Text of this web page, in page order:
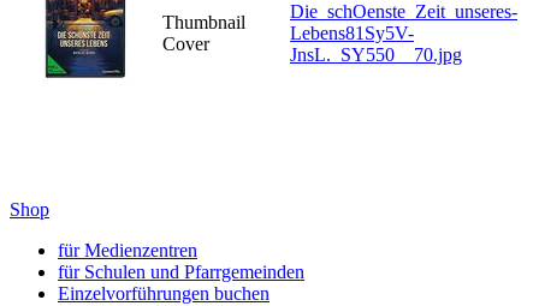
Thumbnail
Cover
Die_schOenste_Zeit_unseres-
Lebens81Sy5V-
JnsL._SY550__70.jpg
Shop
für Medienzentren
für Schulen und Pfarrgemeinden
Einzelvorführungen buchen